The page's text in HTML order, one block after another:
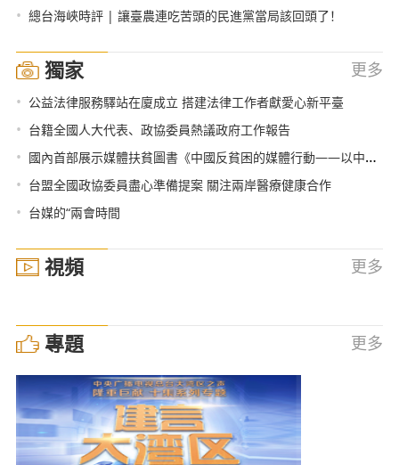
• 總台海峽時評 | 讓臺農連吃苦頭的民進黨當局該回頭了！
獨家 更多
• 公益法律服務驛站在廈成立 搭建法律工作者獻愛心新平臺
• 台籍全國人大代表、政協委員熱議政府工作報告
• 國內首部展示媒體扶貧圖書《中國反貧困的媒體行動——以中央廣播電視總臺的實踐為例》出版發行
• 台盟全國政協委員盡心準備提案 關注兩岸醫療健康合作
• 台媒的“兩會時間
視頻 更多
專題 更多